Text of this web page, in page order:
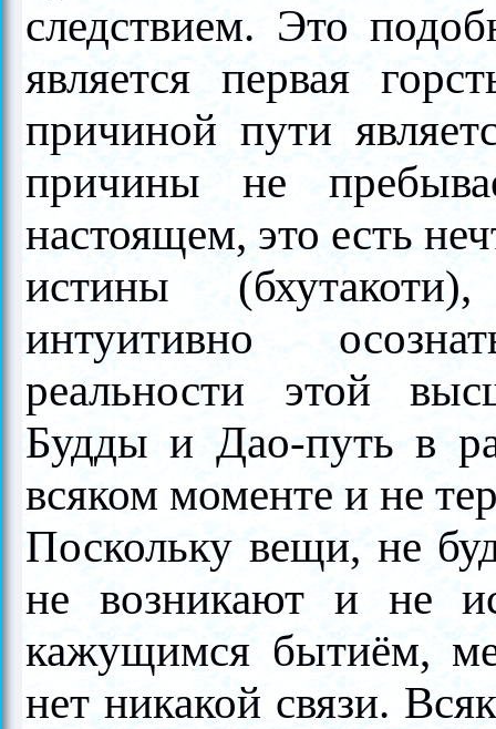
следствием. Это
является первая
причиной пути
причины не
настоящем, это есть
истины
интуитивно
реальности этой
Будды и Дао-путь в
всяком моменте и не
Поскольку вещи, не
не возникают и не
кажущимся бытиём,
нет никакой связи.